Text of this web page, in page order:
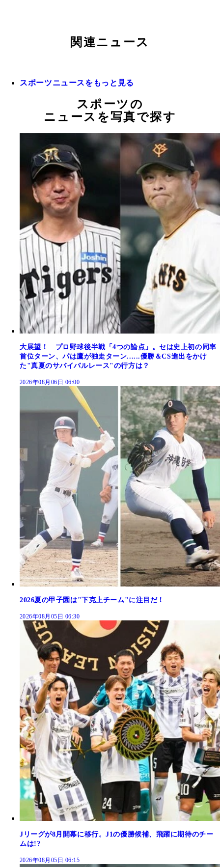
関連ニュース
スポーツニュースをもっと見る
スポーツの
ニュースを写真で探す
大展望！ プロ野球後半戦「4つの論点」。セは史上初の同率
首位ターン、パは鷹が独走ターン......優勝＆CS進出をかけ
た"真夏のサバイバルレース"の行方は？
2026年08月06日 06:00
2026夏の甲子園は"下克上チーム"に注目だ！
2026年08月05日 06:30
Jリーグが8月開幕に移行。J1の優勝候補、飛躍に期待のチー
ムは!?
2026年08月05日 06:15